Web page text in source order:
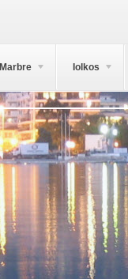
Marbre Iolkos